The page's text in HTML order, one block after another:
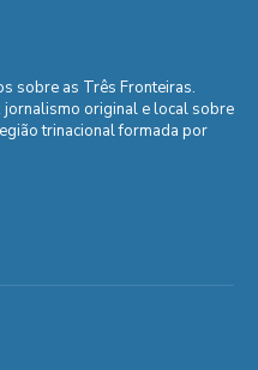
sobre as Três Fronteiras.
original e local sobre
trinacional formada por